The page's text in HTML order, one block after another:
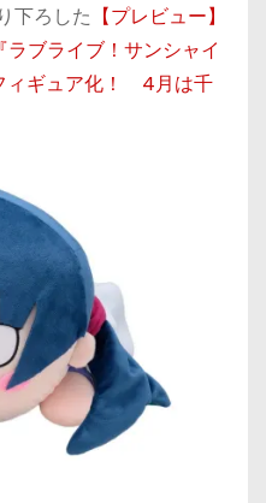
下ろした 【プレビュー】
ブライブ！サンシャイ
ィギュア化！ 4月は千